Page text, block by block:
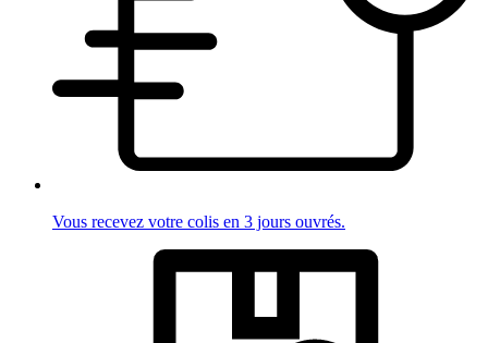
Vous recevez votre colis en 3 jours ouvrés.